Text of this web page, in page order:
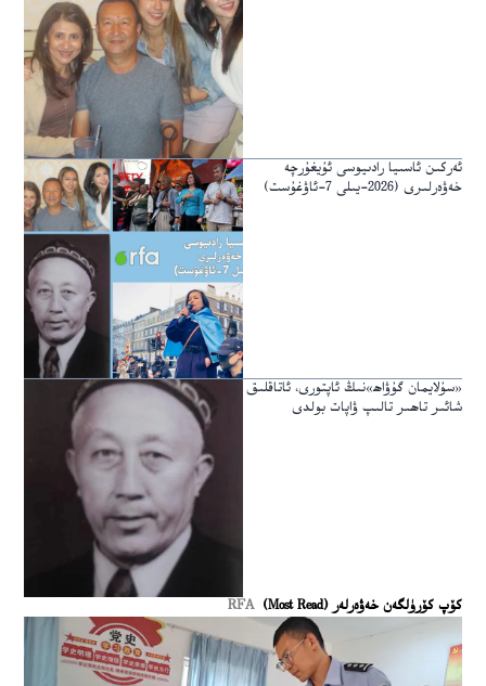
ئەركىن ئاسىيا رادىيوسى ئۇيغۇرچە
خەۋەرلىرى (2026-يىلى 7-ئاۋغۇست)
«سۇلايمان گۇۋاھ»نىڭ ئاپتورى، ئاتاقلىق
شائىر تاھىر تالىپ ۋاپات بولدى
كۆپ كۆرۈلگەن خەۋەرلەر (Most Read) RFA